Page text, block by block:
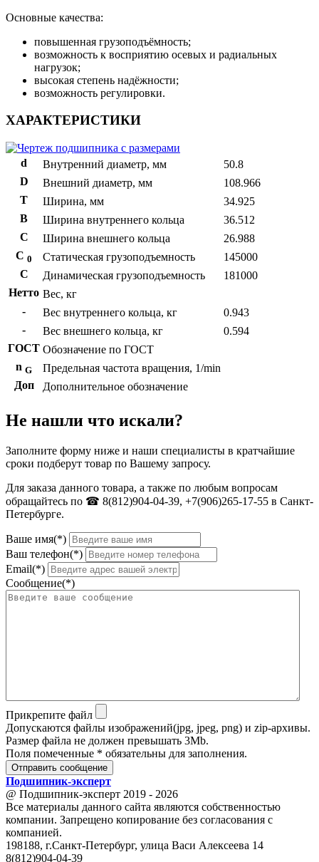
Основные качества:
повышенная грузоподъёмность;
возможность к восприятию осевых и радиальных
нагрузок;
высокая степень надёжности;
возможность регулировки.
ХАРАКТЕРИСТИКИ
d Внутренний диаметр, мм
50.8
D
Внешний диаметр, мм
108.966
T
Ширина, мм
34.925
B
Ширина внутреннего кольца
36.512
С
Ширина внешнего кольца
26.988
С 0 Статическая грузоподъемность
145000
C
Динамическая грузоподъемность
181000
Нетто Вес, кг
-
Вес внутреннего кольца, кг
0.943
-
Вес внешнего кольца, кг
0.594
ГОСТ Обозначение по ГОСТ
n G
Предельная частота вращения, 1/min
Доп
Дополнительное обозначение
Не нашли что искали?
Заполните форму ниже и наши специалисты в кратчайшие
сроки подберут товар по Вашему запросу.
Для заказа данного товара, а также по любым вопросам
обращайтесь по ☎ 8(812)904-04-39, +7(906)265-17-55 в Санкт-
Петербурге.
Ваше имя(*)
Ваш телефон(*)
Email(*)
Сообщение(*)
Прикрепите файл
Допускаются файлы изображений(jpg, jpeg, png) и zip-архивы.
Размер файла не должен превышать 3Mb.
Поля помеченные * обязательны для заполнения.
Отправить сообщение
Подшипник-эксперт
@ Подшипник-эксперт 2019 - 2026
Все материалы данного сайта являются собственностью
компании. Запрещено копирование без согласования с
компанией.
198188, г.Санкт-Петербург, улица Васи Алексеева 14
8(812)904-04-39